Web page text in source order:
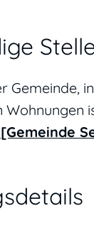
Gemeinde,
Wohnungen